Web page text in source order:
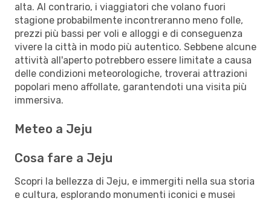
alta. Al contrario, i viaggiatori che volano fuori
stagione probabilmente incontreranno meno folle,
prezzi più bassi per voli e alloggi e di conseguenza
vivere la città in modo più autentico. Sebbene alcune
attività all'aperto potrebbero essere limitate a causa
delle condizioni meteorologiche, troverai attrazioni
popolari meno affollate, garantendoti una visita più
immersiva.
Meteo a Jeju
Cosa fare a Jeju
Scopri la bellezza di Jeju, e immergiti nella sua storia
e cultura, esplorando monumenti iconici e musei